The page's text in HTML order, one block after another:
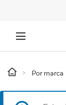
Por marca